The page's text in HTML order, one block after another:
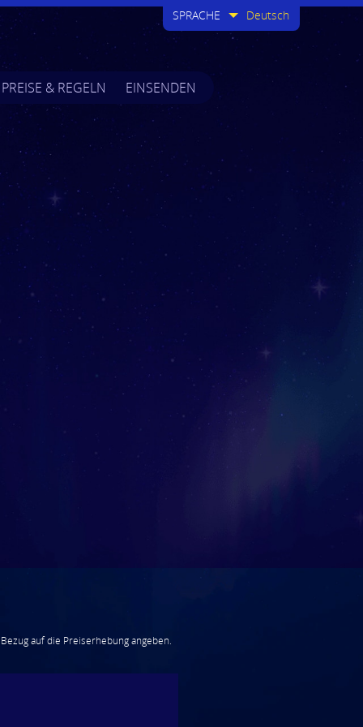
SPRACHE Deutsch
PREISE & REGELN EINSENDEN
auf die Preiserhebung angeben.